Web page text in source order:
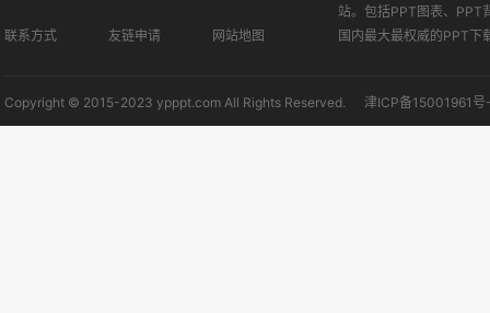
联系方式 友链申请 网站地图
站。包括PPT图表、PPT
国内最大最权威的PPT下
Copyright © 2015-2023 ypppt.com All Rights Reserved. 津ICP备15001961号